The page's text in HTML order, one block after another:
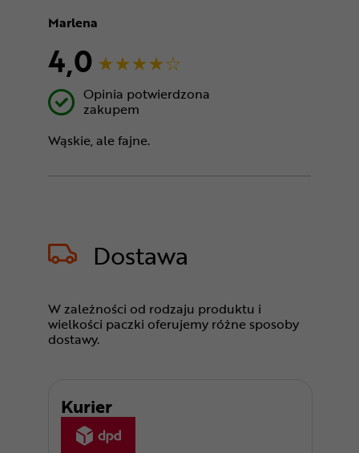
Marlena
4,0
Opinia potwierdzona
zakupem
Wąskie, ale fajne.
Dostawa
W zależności od rodzaju produktu i
wielkości paczki oferujemy różne sposoby
dostawy.
Kurier